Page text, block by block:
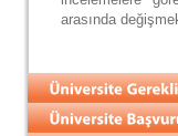
arasında